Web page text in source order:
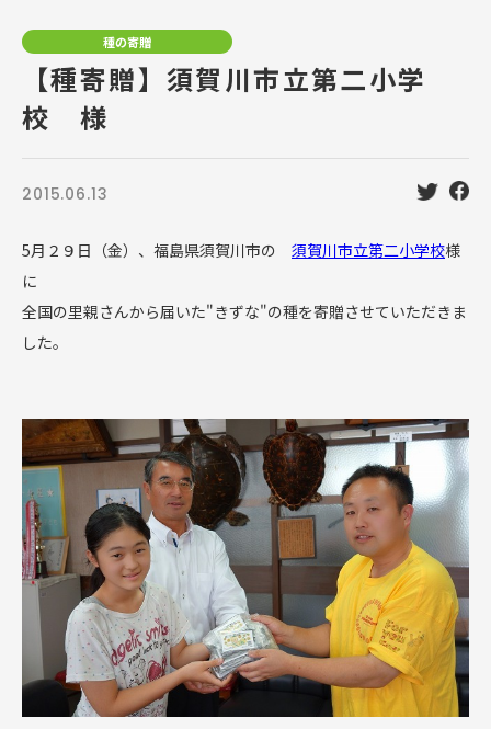
種の寄贈
【種寄贈】須賀川市立第二小学
校 様
2015.06.13
5月２９日（金）、福島県須賀川市の 須賀川市立第二小学校様
に
全国の里親さんから届いた"きずな"の種を寄贈させていただきま
した。